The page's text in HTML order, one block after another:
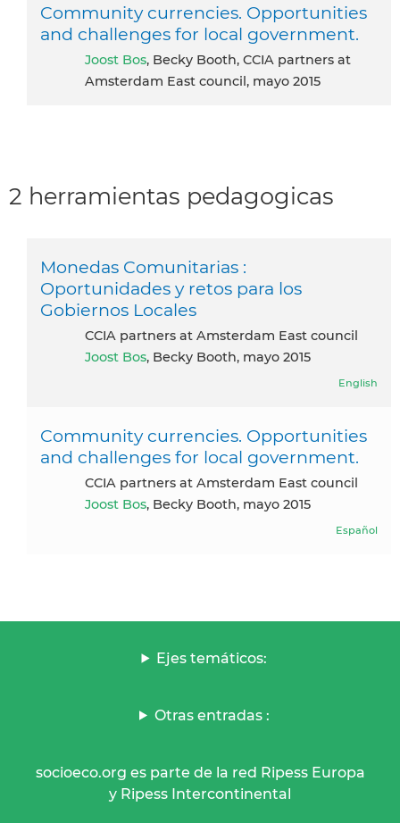
Community currencies. Opportunities
and challenges for local government.
Joost Bos, Becky Booth, CCIA partners at
Amsterdam East council, mayo 2015
2 herramientas pedagogicas
Monedas Comunitarias :
Oportunidades y retos para los
Gobiernos Locales
CCIA partners at Amsterdam East council
Joost Bos, Becky Booth, mayo 2015
English
Community currencies. Opportunities
and challenges for local government.
CCIA partners at Amsterdam East council
Joost Bos, Becky Booth, mayo 2015
Español
Ejes temáticos:
Otras entradas :
socioeco.org es parte de la red Ripess Europa
y Ripess Intercontinental